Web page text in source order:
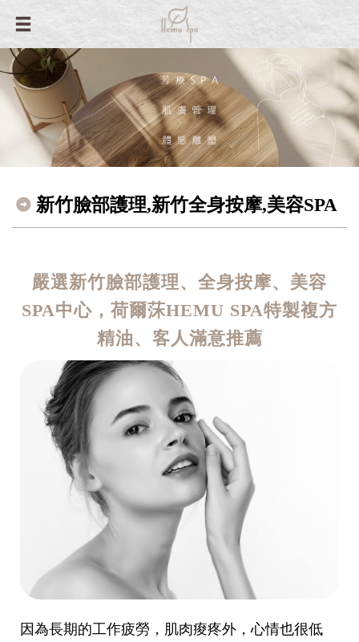
新竹臉部護理,新竹全身按摩,美容SPA
嚴選新竹臉部護理、全身按摩、美容
SPA中心，荷爾莯HEMU SPA特製複方
精油、客人滿意推薦
因為長期的工作疲勞，肌肉痠疼外，心情也很低